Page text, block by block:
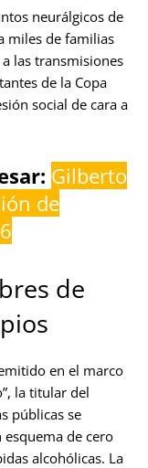
neurálgicos de
miles de familias
las transmisiones
de la Copa
social de cara a
Gilberto
de
de
en el marco
la titular del
públicas se
de cero
alcohólicas. La